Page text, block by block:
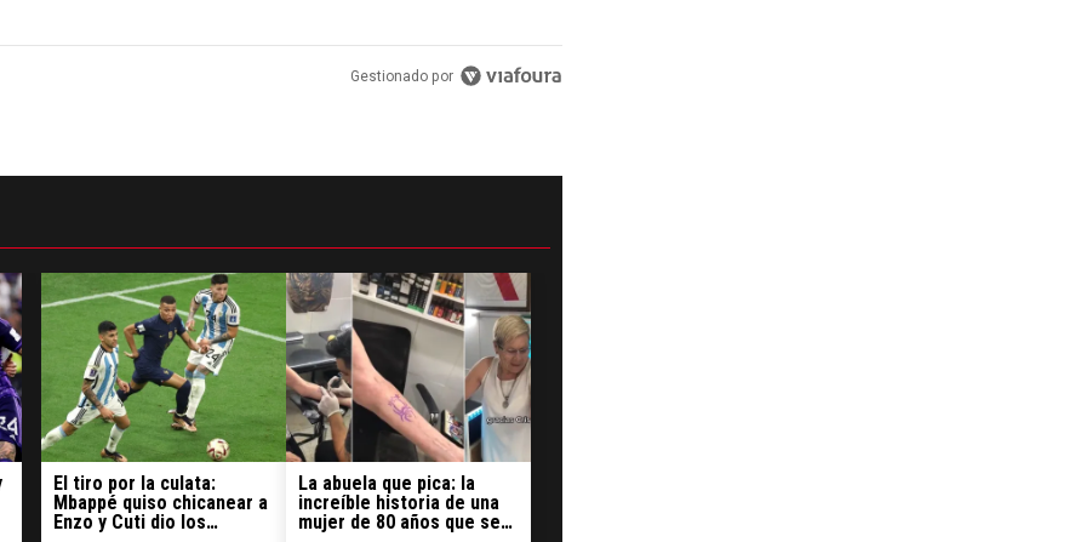
Gestionado por
El tiro por la culata:
Mbappé quiso chicanear a
Enzo y Cuti dio los
La abuela que pica: la
increíble historia de una
mujer de 80 años que se